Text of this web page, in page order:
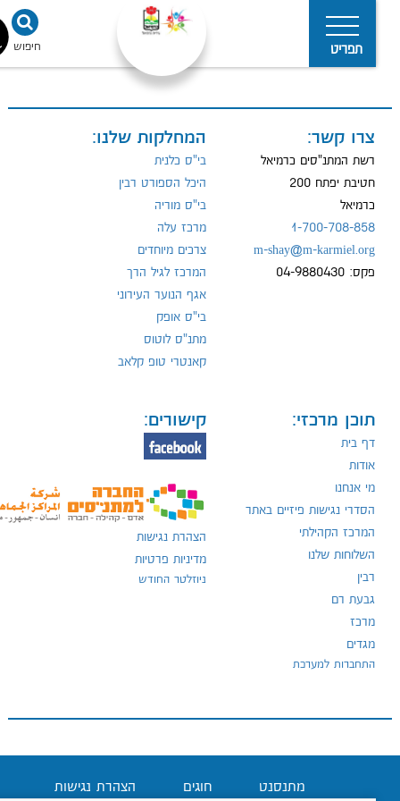
תפריט חיפוש
צרו קשר:
רשת המתנ"סים כרמיאל
חטיבת יפתח 200
כרמיאל
1-700-708-858
m-shay@m-karmiel.org
פקס: 04-9880430
המחלקות שלנו:
בי"ס כלנית
היכל הספורט רבין
בי"ס מוריה
מרכז עלה
צרכים מיוחדים
המרכז לגיל הרך
אגף הנוער העירוני
בי"ס אופק
מתנ"ס לוטוס
קאנטרי טופ קלאב
תוכן מרכזי:
דף בית
אודות
מי אנחנו
הסדרי נגישות פיזיים באתר
המרכז הקהילתי
השלוחות שלנו
גבעת רם
מרכז
מגדים
התחברות למערכת
קישורים:
הצהרת נגישות
מדיניות פרטיות
ניוזלטר החודש
מתנסנט חוגים הצהרת נגישות